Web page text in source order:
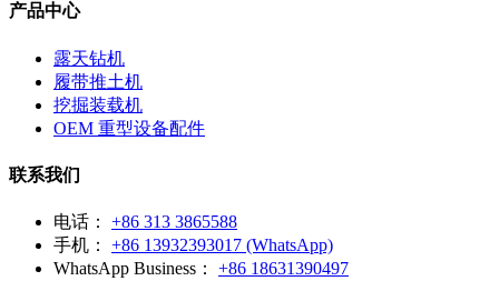
产品中心
露天钻机
履带推土机
挖掘装载机
OEM 重型设备配件
联系我们
电话：
+86 313 3865588
手机：
+86 13932393017 (WhatsApp)
WhatsApp Business：
+86 18631390497